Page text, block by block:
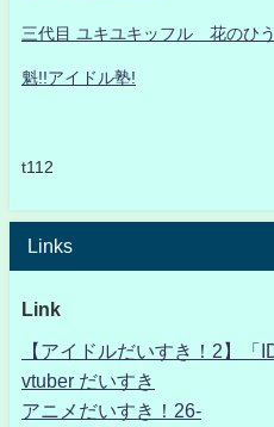
三代目 ユキユキッフル 花のひう
魁!!アイドル塾!
t112
Links
Link
【アイドルだいすき！2】「
vtuber だいすき
アニメだいすき！26-